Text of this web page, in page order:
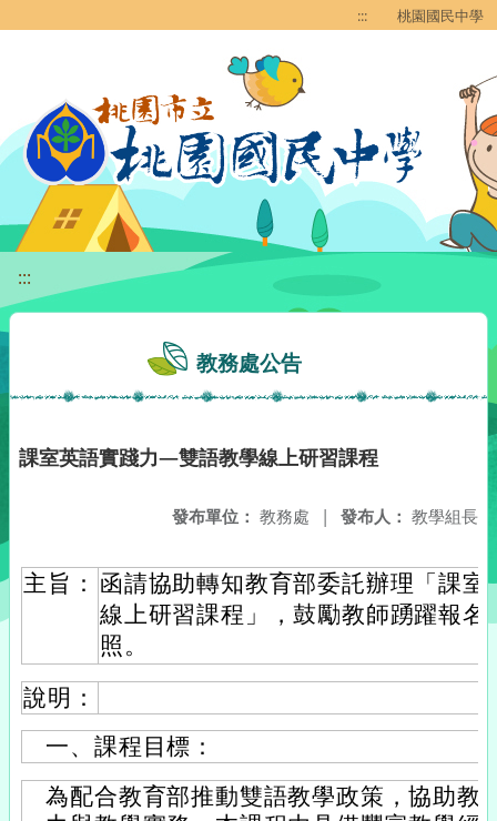
::: 桃園國民中學
:::
教務處公告
課室英語實踐力—雙語教學線上研習課程
發布人： 教學組長
發布單位： 教務處 |
主旨： 函請協助轉知教育部委託辦理「課
線上研習課程」，鼓勵教師踴躍報
照。
說明：
一、課程目標：
為配合教育部推動雙語教學政策，協助教